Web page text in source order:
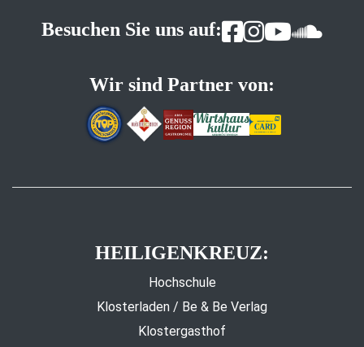
Besuchen Sie uns auf:
Wir sind Partner von:
HEILIGENKREUZ:
Hochschule
Klosterladen / Be & Be Verlag
Klostergasthof